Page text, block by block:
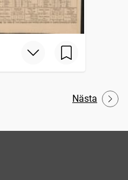
Nästa